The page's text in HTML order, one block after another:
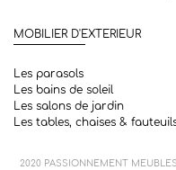
MOBILIER D'EXTERIEUR
Les parasols
Les bains de soleil
Les salons de jardin
Les tables, chaises &
2020 PASSIONNEMENT MEUBLES